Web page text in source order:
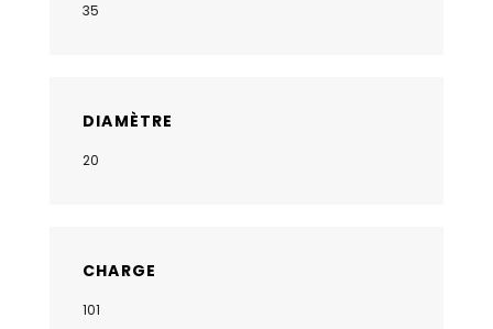
35
DIAMÈTRE
20
CHARGE
101